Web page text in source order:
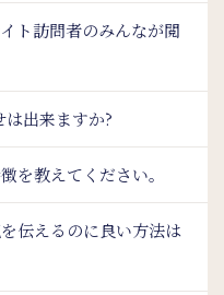
ト訪問者のみんなが閲
出来ますか?
を教えてください。
伝えるのに良い方法は